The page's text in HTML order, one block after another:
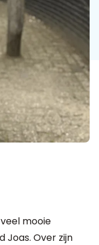
mooie
Joas. Over zijn